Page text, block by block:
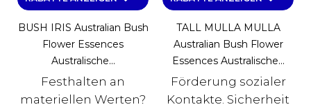
BUSH IRIS Australian Bush
Flower Essences
Australische...
Festhalten an
materiellen Werten?
TALL MULLA MULLA
Australian Bush Flower
Essences Australische...
Förderung sozialer
Kontakte. Sicherheit